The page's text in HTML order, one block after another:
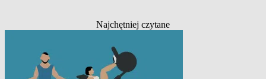
Najchętniej czytane